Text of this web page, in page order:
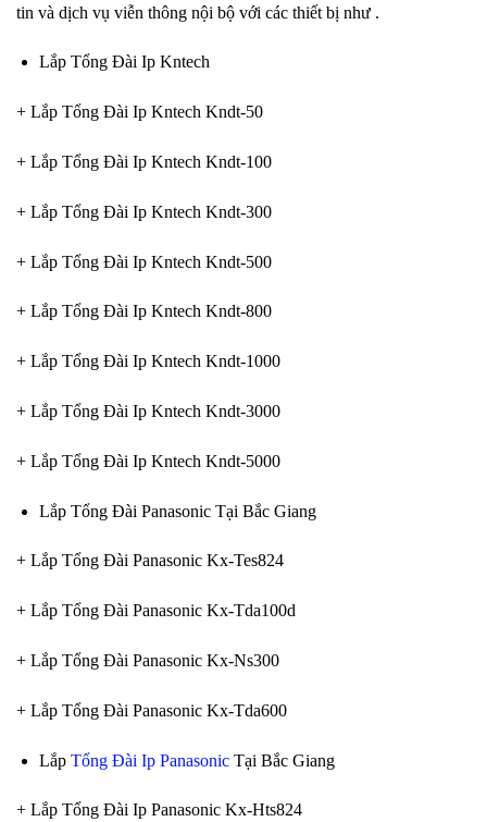
tin và dịch vụ viễn thông nội bộ với các thiết bị như .
Lắp Tổng Đài Ip Kntech
+ Lắp Tổng Đài Ip Kntech Kndt-50
+ Lắp Tổng Đài Ip Kntech Kndt-100
+ Lắp Tổng Đài Ip Kntech Kndt-300
+ Lắp Tổng Đài Ip Kntech Kndt-500
+ Lắp Tổng Đài Ip Kntech Kndt-800
+ Lắp Tổng Đài Ip Kntech Kndt-1000
+ Lắp Tổng Đài Ip Kntech Kndt-3000
+ Lắp Tổng Đài Ip Kntech Kndt-5000
Lắp Tổng Đài Panasonic Tại Bắc Giang
+ Lắp Tổng Đài Panasonic Kx-Tes824
+ Lắp Tổng Đài Panasonic Kx-Tda100d
+ Lắp Tổng Đài Panasonic Kx-Ns300
+ Lắp Tổng Đài Panasonic Kx-Tda600
Lắp Tổng Đài Ip PanasonicTại Bắc Giang
+ Lắp Tổng Đài Ip Panasonic Kx-Hts824